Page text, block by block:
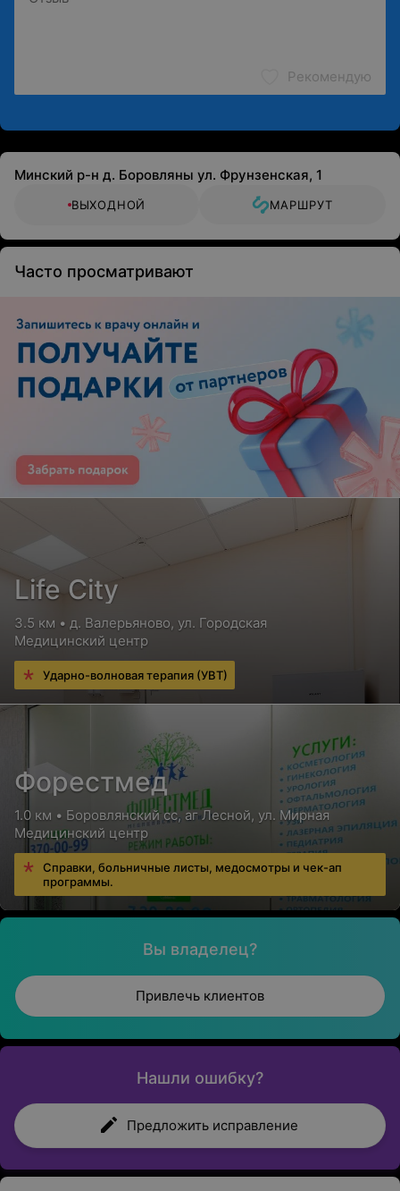
Рекомендую
Минский р-н д. Боровляны ул. Фрунзенская, 1
ВЫХОДНОЙ МАРШРУТ
Часто просматривают
Life City
3.5 км • д. Валерьяново, ул. Городская
Медицинский центр
Ударно-волновая терапия (УВТ)
Форестмед
1.0 км • Боровлянский сс, аг Лесной, ул. Мирная
Медицинский центр
Справки, больничные листы, медосмотры и чек-ап
программы.
Вы владелец?
Привлечь клиентов
Нашли ошибку?
Предложить исправление